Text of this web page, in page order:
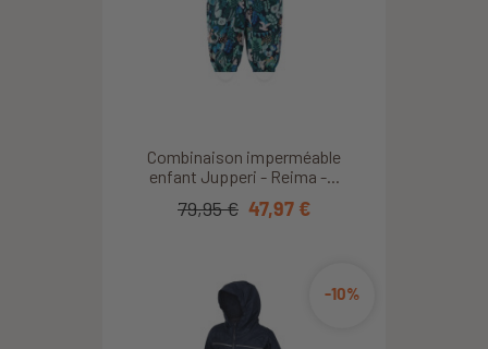
Combinaison imperméable
enfant Jupperi - Reima -...
79,95 € 47,97 €
-10%